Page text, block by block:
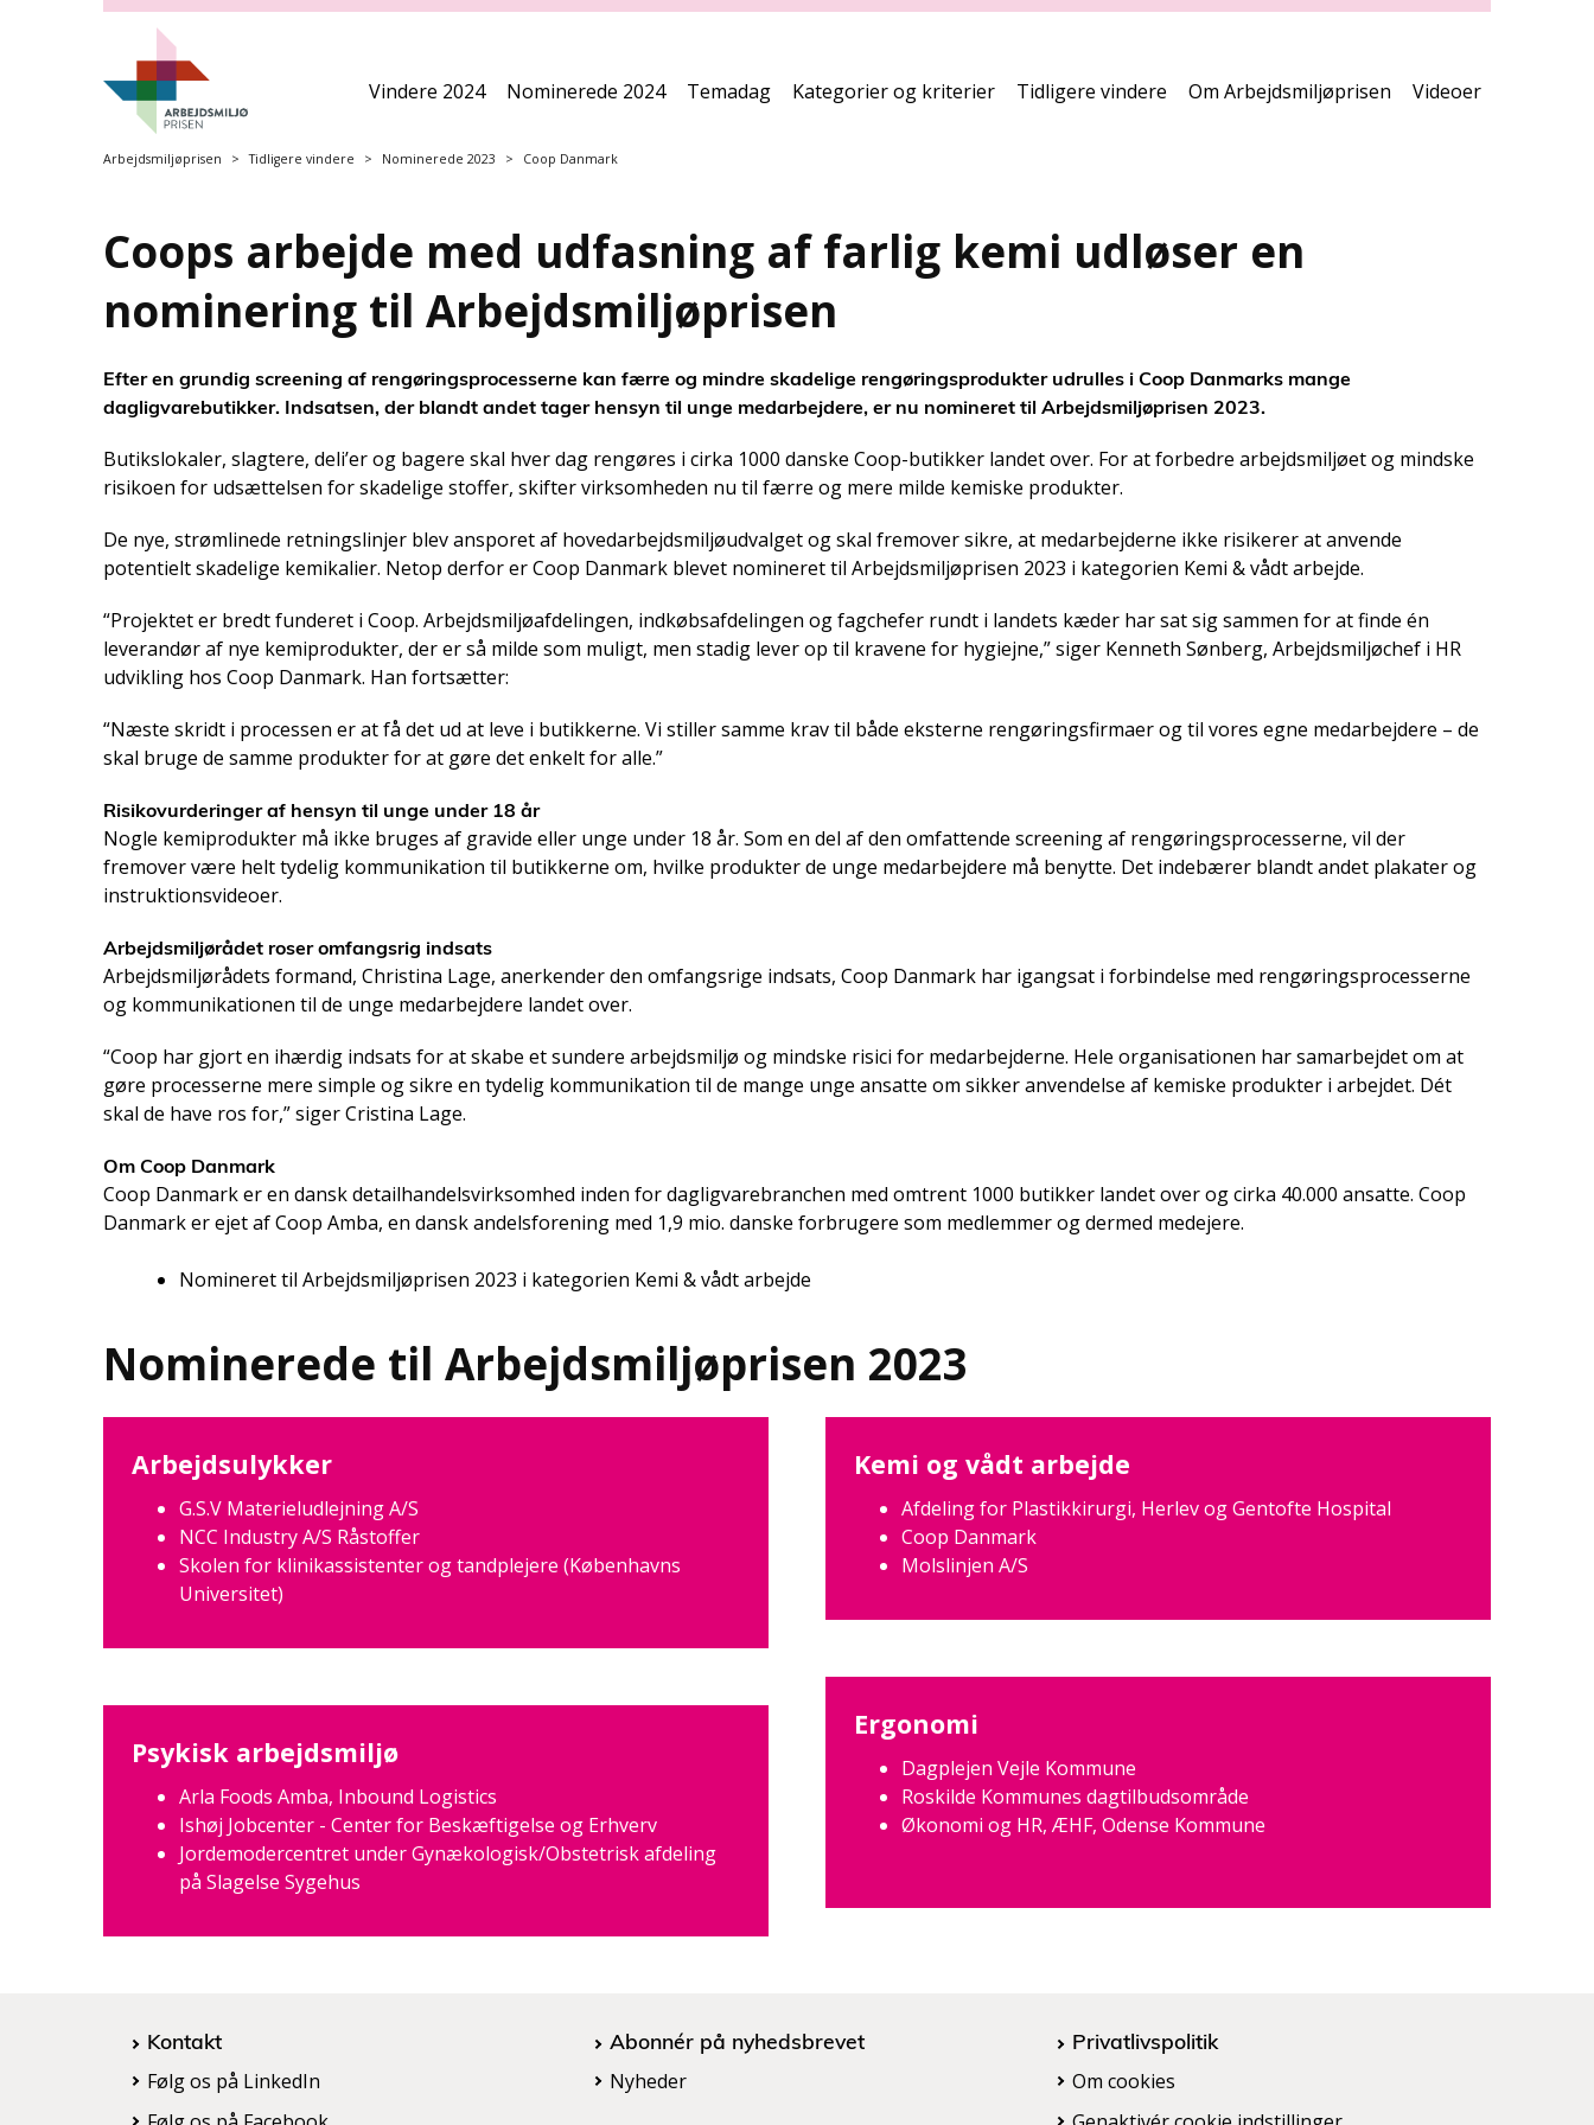
Vindere 2024 Nominerede 2024 Temadag Kategorier og kriterier Tidligere vindere Om Arbejdsmiljøprisen Videoer
Arbejdsmiljøprisen Tidligere vindere Nominerede 2023 Coop Danmark
Coops arbejde med udfasning af farlig kemi udløser en
nominering til Arbejdsmiljøprisen
Efter en grundig screening af rengøringsprocesserne kan færre og mindre skadelige rengøringsprodukter udrulles i Coop Danmarks mange
dagligvarebutikker. Indsatsen, der blandt andet tager hensyn til unge medarbejdere, er nu nomineret til Arbejdsmiljøprisen 2023.
Butikslokaler, slagtere, deli’er og bagere skal hver dag rengøres i cirka 1000 danske Coop-butikker landet over. For at forbedre arbejdsmiljøet og mindske
risikoen for udsættelsen for skadelige stoffer, skifter virksomheden nu til færre og mere milde kemiske produkter.
De nye, strømlinede retningslinjer blev ansporet af hovedarbejdsmiljøudvalget og skal fremover sikre, at medarbejderne ikke risikerer at anvende
potentielt skadelige kemikalier. Netop derfor er Coop Danmark blevet nomineret til Arbejdsmiljøprisen 2023 i kategorien Kemi & vådt arbejde.
“Projektet er bredt funderet i Coop. Arbejdsmiljøafdelingen, indkøbsafdelingen og fagchefer rundt i landets kæder har sat sig sammen for at finde én
leverandør af nye kemiprodukter, der er så milde som muligt, men stadig lever op til kravene for hygiejne,” siger Kenneth Sønberg, Arbejdsmiljøchef i HR
udvikling hos Coop Danmark. Han fortsætter:
“Næste skridt i processen er at få det ud at leve i butikkerne. Vi stiller samme krav til både eksterne rengøringsfirmaer og til vores egne medarbejdere – de
skal bruge de samme produkter for at gøre det enkelt for alle.”
Risikovurderinger af hensyn til unge under 18 år
Nogle kemiprodukter må ikke bruges af gravide eller unge under 18 år. Som en del af den omfattende screening af rengøringsprocesserne, vil der
fremover være helt tydelig kommunikation til butikkerne om, hvilke produkter de unge medarbejdere må benytte. Det indebærer blandt andet plakater og
instruktionsvideoer.
Arbejdsmiljørådet roser omfangsrig indsats
Arbejdsmiljørådets formand, Christina Lage, anerkender den omfangsrige indsats, Coop Danmark har igangsat i forbindelse med rengøringsprocesserne
og kommunikationen til de unge medarbejdere landet over.
“Coop har gjort en ihærdig indsats for at skabe et sundere arbejdsmiljø og mindske risici for medarbejderne. Hele organisationen har samarbejdet om at
gøre processerne mere simple og sikre en tydelig kommunikation til de mange unge ansatte om sikker anvendelse af kemiske produkter i arbejdet. Dét
skal de have ros for,” siger Cristina Lage.
Om Coop Danmark
Coop Danmark er en dansk detailhandelsvirksomhed inden for dagligvarebranchen med omtrent 1000 butikker landet over og cirka 40.000 ansatte. Coop
Danmark er ejet af Coop Amba, en dansk andelsforening med 1,9 mio. danske forbrugere som medlemmer og dermed medejere.
Nomineret til Arbejdsmiljøprisen 2023 i kategorien Kemi & vådt arbejde
Nominerede til Arbejdsmiljøprisen 2023
Arbejdsulykker
G.S.V Materieludlejning A/S
NCC Industry A/S Råstoffer
Skolen for klinikassistenter og tandplejere (Københavns
Universitet)
Psykisk arbejdsmiljø
Arla Foods Amba, Inbound Logistics
Ishøj Jobcenter - Center for Beskæftigelse og Erhverv
Jordemodercentret under Gynækologisk/Obstetrisk afdeling
på Slagelse Sygehus
Kemi og vådt arbejde
Afdeling for Plastikkirurgi, Herlev og Gentofte Hospital
Coop Danmark
Molslinjen A/S
Ergonomi
Dagplejen Vejle Kommune
Roskilde Kommunes dagtilbudsområde
Økonomi og HR, ÆHF, Odense Kommune
Kontakt
Følg os på LinkedIn
Abonnér på nyhedsbrevet
Nyheder
Privatlivspolitik
Om cookies